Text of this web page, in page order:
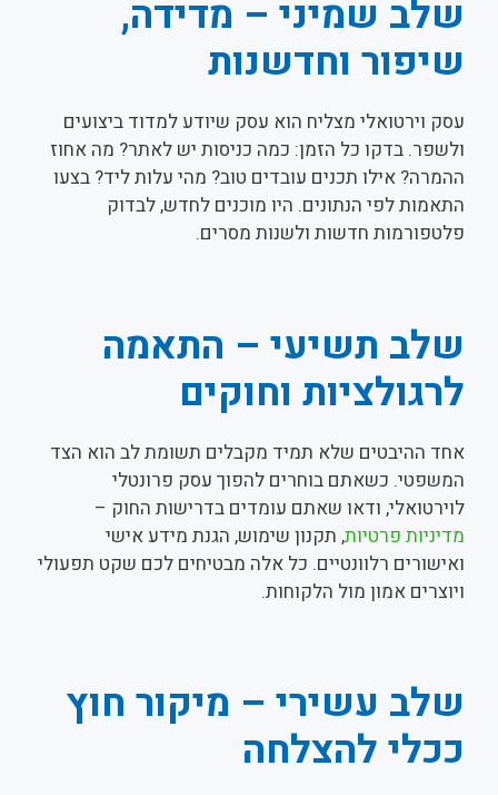
שלב שמיני – מדידה,
שיפור וחדשנות
עסק וירטואלי מצליח הוא עסק שיודע למדוד ביצועים
ולשפר. בדקו כל הזמן: כמה כניסות יש לאתר? מה אחוז
ההמרה? אילו תכנים עובדים טוב? מהי עלות ליד? בצעו
התאמות לפי הנתונים. היו מוכנים לחדש, לבדוק
פלטפורמות חדשות ולשנות מסרים.
שלב תשיעי – התאמה
לרגולציות וחוקים
אחד ההיבטים שלא תמיד מקבלים תשומת לב הוא הצד
המשפטי. כשאתם בוחרים להפוך עסק פרונטלי
לוירטואלי, ודאו שאתם עומדים בדרישות החוק –
מדיניות פרטיות, תקנון שימוש, הגנת מידע אישי
ואישורים רלוונטיים. כל אלה מבטיחים לכם שקט תפעולי
ויוצרים אמון מול הלקוחות.
שלב עשירי – מיקור חוץ
ככלי להצלחה